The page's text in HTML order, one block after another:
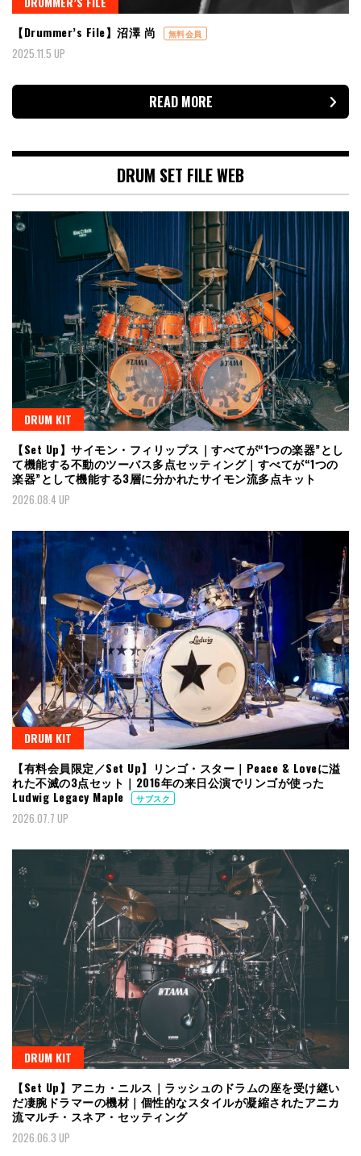
【Drummer’s File】沼澤 尚
無料会員
2025.11.5 UP
READ MORE
DRUM SET FILE WEB
DRUM KIT
【Set Up】サイモン・フィリップス｜すべてが“1つの楽器”とし
て機能する不動のツーバス多点セッティング｜すべてが“1つの
楽器”として機能する3層に分かれたサイモン流多点キット
2026.08.4 UP
DRUM KIT
【有料会員限定／Set Up】リンゴ・スター｜Peace & Loveに溢
れた不滅の3点セット｜2016年の来日公演でリンゴが使った
Ludwig Legacy Maple
サブスク
2026.07.7 UP
DRUM KIT
【Set Up】アニカ・ニルス｜ラッシュのドラムの座を受け継い
だ凄腕ドラマーの機材｜個性的なスタイルが凝縮されたアニカ
流マルチ・スネア・セッティング
2026.06.3 UP